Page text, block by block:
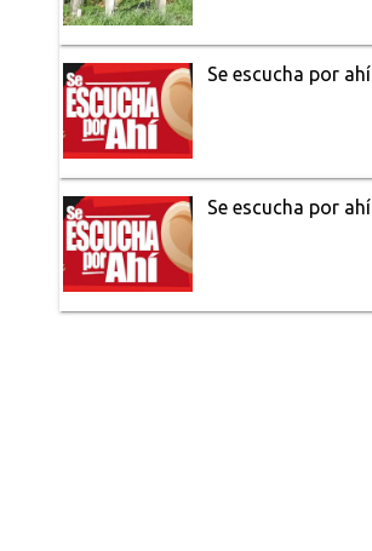
Se escucha por ahí
Se escucha por ahí